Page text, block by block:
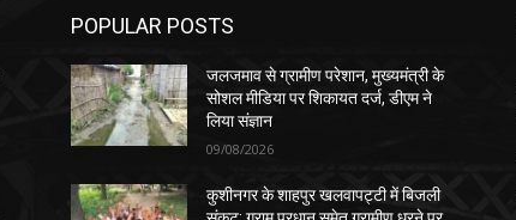
POPULAR POSTS
जलजमाव से ग्रामीण परेशान, मुख्यमंत्री के
सोशल मीडिया पर शिकायत दर्ज, डीएम ने
लिया संज्ञान
09/08/2026
कुशीनगर के शाहपुर खलवापट्टी में बिजली